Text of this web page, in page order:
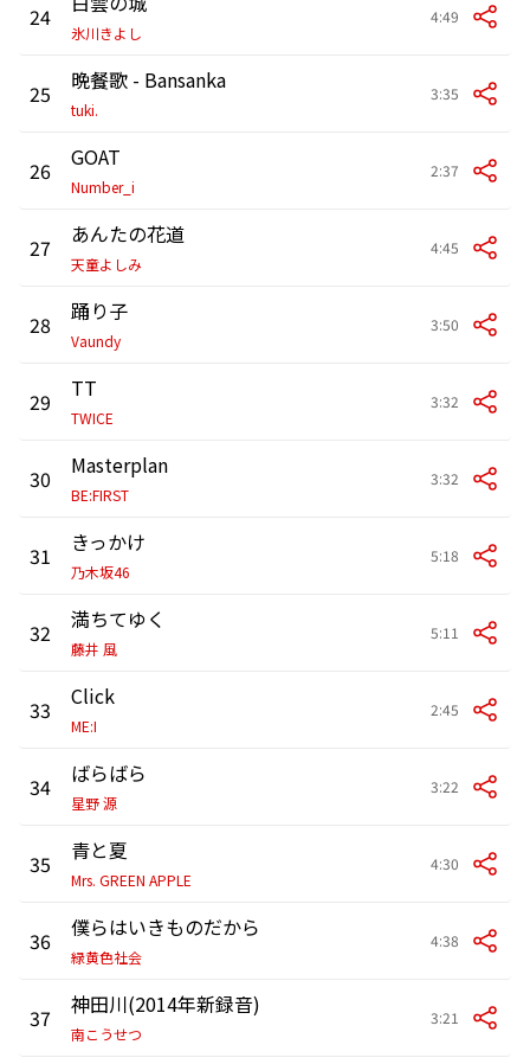
24
氷川きよし
4:49
25 晩餐歌 - Bansanka
tuki.
3:35
26 GOAT
Number_i
2:37
27 あんたの花道
天童よしみ
4:45
28 踊り子
Vaundy
3:50
29 TT
TWICE
3:32
30 Masterplan
BE:FIRST
3:32
31 きっかけ
乃木坂46
5:18
32 満ちてゆく
藤井 風
5:11
33 Click
ME:I
2:45
34 ばらばら
星野 源
3:22
35 青と夏
Mrs. GREEN APPLE
4:30
36 僕らはいきものだから
緑黄色社会
4:38
37 神田川(2014年新録音)
南こうせつ
3:21